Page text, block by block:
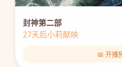
封神第二部
27天后小莉献映
📅 开播